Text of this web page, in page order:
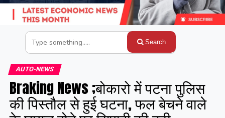
Search
AUTO-NEWS
Braking News ;बोकारो में पटना पुलिस
की पिस्तौल से हुई घटना, फल बेचने वाले